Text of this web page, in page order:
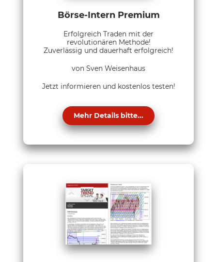
Börse-Intern Premium
Erfolgreich Traden mit der
revolutionären Methode!
Zuverlässig und dauerhaft erfolgreich!
von Sven Weisenhaus
Jetzt informieren und kostenlos testen!
Mehr Details bitte...